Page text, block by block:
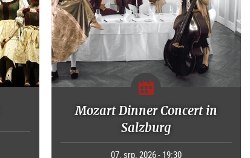
Mozart Dinner Concert in
Salzburg
07. srp. 2026 - 19:30